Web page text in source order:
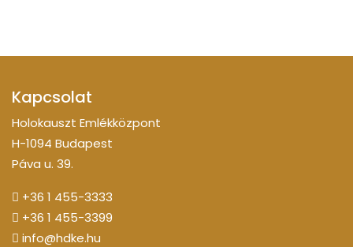
Kapcsolat
Holokauszt Emlékközpont
H-1094 Budapest
Páva u. 39.
+36 1 455-3333
+36 1 455-3399
info@hdke.hu